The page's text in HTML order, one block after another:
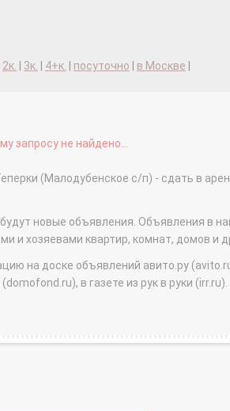
2к. 3к. 4+к. посуточно в Москве
запросу не найдено...
(Малодубенское с/п) - сдать в
новые объявления. Объявления в
и хозяевами квартир, комнат, домов и
на доске объявлений авито.ру
в газете из рук в руки (irr.ru).